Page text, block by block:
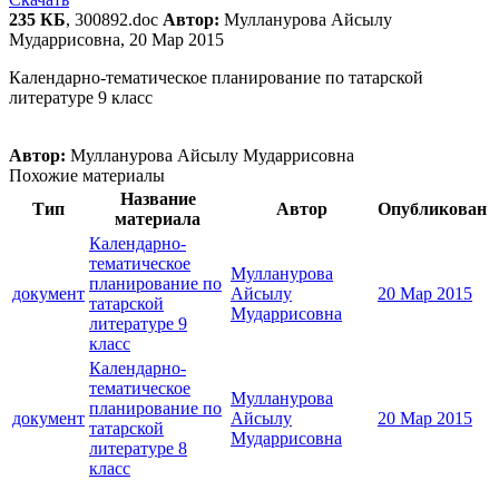
235 КБ, 300892.doc Автор: Мулланурова Айсылу
Мударрисовна, 20 Мар 2015
Календарно-тематическое планирование по татарской
литературе 9 класс
Автор: Мулланурова Айсылу Мударрисовна
Похожие материалы
Тип
Название
материала
Автор Опубликован
документ
Календарно-
тематическое
планирование по
татарской
литературе 9
класс
Мулланурова
Айсылу
Мударрисовна
20 Мар 2015
документ
Календарно-
тематическое
планирование по
татарской
литературе 8
класс
Мулланурова
Айсылу
Мударрисовна
20 Мар 2015